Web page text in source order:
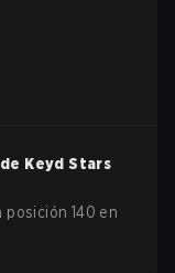
Keyd Stars
posición 140 en